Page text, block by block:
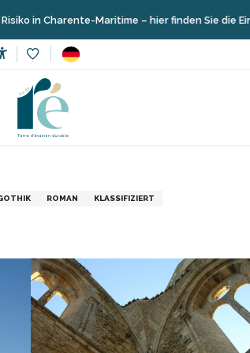
Maritime – hier finden Sie die
Kultur
ROMAN KLASSIFIZIERT